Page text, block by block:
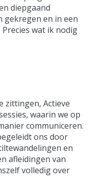
diepgaand
gekregen en in een
wat ik nodig
zittingen, Actieve
waarin we op
communiceren.
ons door
en
afleidingen van
volledig over